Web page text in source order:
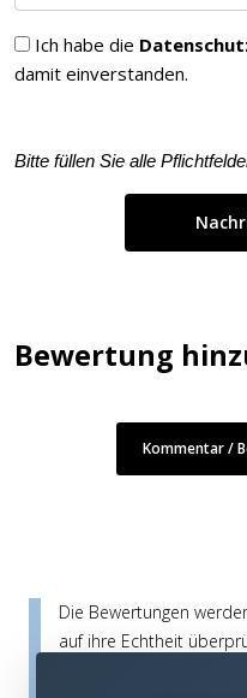
Ich habe die
damit einverstanden.
Bitte füllen Sie alle
Bewertung
Kommentar /
Die Bewertungen
auf ihre Echtheit
Verbrauchern